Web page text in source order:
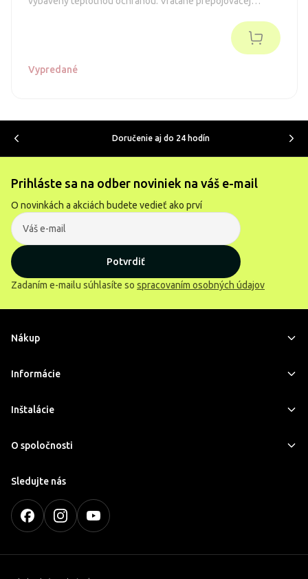
Vypredané
Doručenie aj do 24 hodín
Prihláste sa na odber noviniek na váš e-mail
O novinkách a akciách budete vedieť ako prví
Potvrdiť
Zadaním e-mailu súhlasíte so spracovaním osobných údajov
Nákup
Informácie
Inštalácie
O spoločnosti
Sledujte nás